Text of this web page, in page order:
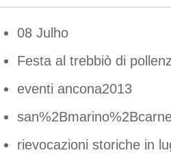
08 Julho
Festa al trebbiò di
eventi ancona2013
rievocazioni storiche in